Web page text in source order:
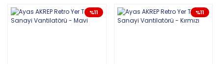
%11 %11